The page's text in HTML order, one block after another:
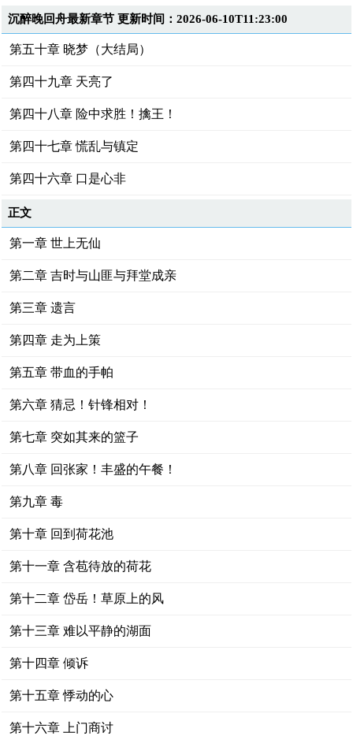
沉醉晚回舟最新章节 更新时间：2026-06-10T11:23:00
第五十章 晓梦（大结局）
第四十九章 天亮了
第四十八章 险中求胜！擒王！
第四十七章 慌乱与镇定
第四十六章 口是心非
正文
第一章 世上无仙
第二章 吉时与山匪与拜堂成亲
第三章 遗言
第四章 走为上策
第五章 带血的手帕
第六章 猜忌！针锋相对！
第七章 突如其来的篮子
第八章 回张家！丰盛的午餐！
第九章 毒
第十章 回到荷花池
第十一章 含苞待放的荷花
第十二章 岱岳！草原上的风
第十三章 难以平静的湖面
第十四章 倾诉
第十五章 悸动的心
第十六章 上门商讨